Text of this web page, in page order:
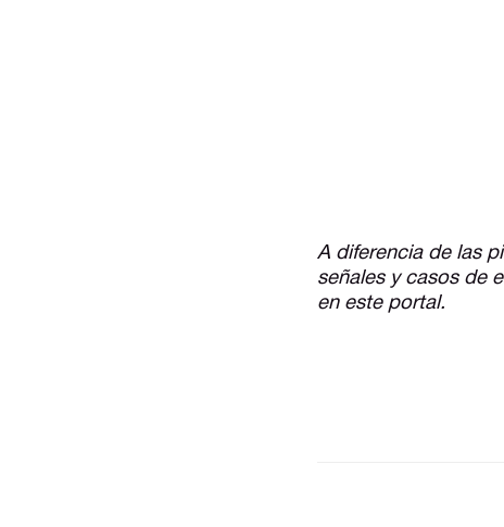
A diferencia de las
señales y casos de
en este portal.